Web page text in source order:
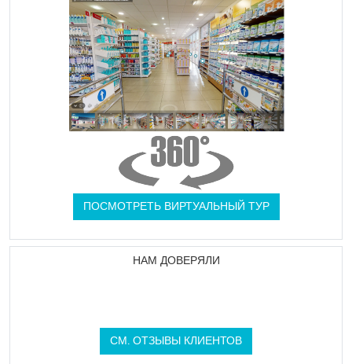
ПОСМОТРЕТЬ ВИРТУАЛЬНЫЙ ТУР
НАМ ДОВЕРЯЛИ
СМ. ОТЗЫВЫ КЛИЕНТОВ